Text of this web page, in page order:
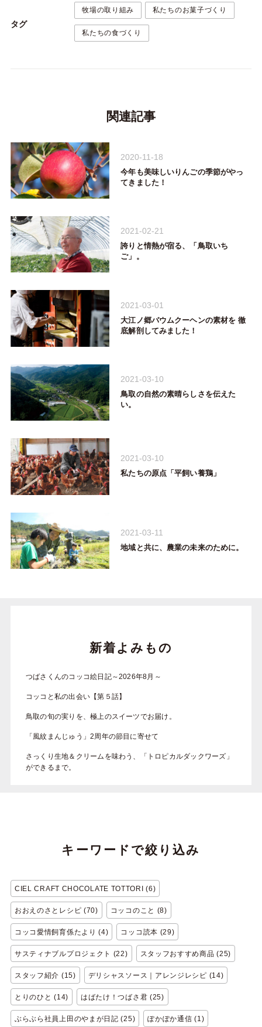
タグ
牧場の取り組み 私たちのお菓子づくり
私たちの食づくり
関連記事
2020-11-18
今年も美味しいりんごの季節がやっ
てきました！
2021-02-21
誇りと情熱が宿る、「鳥取いち
ご」。
2021-03-01
大江ノ郷バウムクーヘンの素材を 徹
底解剖してみました！
2021-03-10
鳥取の自然の素晴らしさを伝えた
い。
2021-03-10
私たちの原点「平飼い養鶏」
2021-03-11
地域と共に、農業の未来のために。
新着よみもの
つばさくんのコッコ絵日記～2026年8月～
コッコと私の出会い【第５話】
鳥取の旬の実りを、極上のスイーツでお届け。
「風紋まんじゅう」2周年の節目に寄せて
さっくり生地＆クリームを味わう、「トロピカルダックワーズ」
ができるまで。
キーワードで絞り込み
CIEL CRAFT CHOCOLATE TOTTORI (6)
おおえのさとレシピ (70) コッコのこと (8)
コッコ愛情飼育係たより (4) コッコ読本 (29)
サスティナブルプロジェクト (22) スタッフおすすめ商品 (25)
スタッフ紹介 (15) デリシャスソース｜アレンジレシピ (14)
とりのひと (14) はばたけ！つばさ君 (25)
ぶらぶら社員上田のやまが日記 (25) ぽかぽか通信 (1)